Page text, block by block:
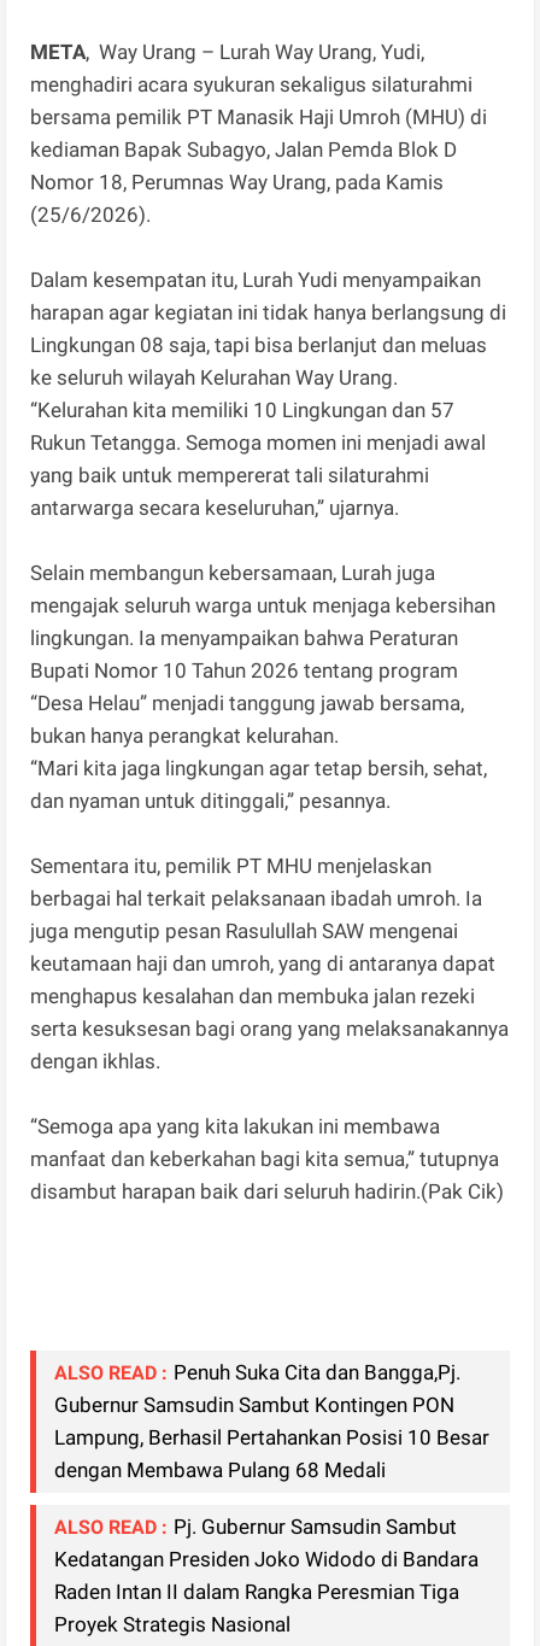
META, Way Urang – Lurah Way Urang, Yudi,
menghadiri acara syukuran sekaligus silaturahmi
bersama pemilik PT Manasik Haji Umroh (MHU) di
kediaman Bapak Subagyo, Jalan Pemda Blok D
Nomor 18, Perumnas Way Urang, pada Kamis
(25/6/2026).
Dalam kesempatan itu, Lurah Yudi menyampaikan
harapan agar kegiatan ini tidak hanya berlangsung di
Lingkungan 08 saja, tapi bisa berlanjut dan meluas
ke seluruh wilayah Kelurahan Way Urang.
“Kelurahan kita memiliki 10 Lingkungan dan 57
Rukun Tetangga. Semoga momen ini menjadi awal
yang baik untuk mempererat tali silaturahmi
antarwarga secara keseluruhan,” ujarnya.
Selain membangun kebersamaan, Lurah juga
mengajak seluruh warga untuk menjaga kebersihan
lingkungan. Ia menyampaikan bahwa Peraturan
Bupati Nomor 10 Tahun 2026 tentang program
“Desa Helau” menjadi tanggung jawab bersama,
bukan hanya perangkat kelurahan.
“Mari kita jaga lingkungan agar tetap bersih, sehat,
dan nyaman untuk ditinggali,” pesannya.
Sementara itu, pemilik PT MHU menjelaskan
berbagai hal terkait pelaksanaan ibadah umroh. Ia
juga mengutip pesan Rasulullah SAW mengenai
keutamaan haji dan umroh, yang di antaranya dapat
menghapus kesalahan dan membuka jalan rezeki
serta kesuksesan bagi orang yang melaksanakannya
dengan ikhlas.
“Semoga apa yang kita lakukan ini membawa
manfaat dan keberkahan bagi kita semua,” tutupnya
disambut harapan baik dari seluruh hadirin.(Pak Cik)
ALSO READ : Penuh Suka Cita dan Bangga,Pj.
Gubernur Samsudin Sambut Kontingen PON
Lampung, Berhasil Pertahankan Posisi 10 Besar
dengan Membawa Pulang 68 Medali
ALSO READ : Pj. Gubernur Samsudin Sambut
Kedatangan Presiden Joko Widodo di Bandara
Raden Intan II dalam Rangka Peresmian Tiga
Proyek Strategis Nasional